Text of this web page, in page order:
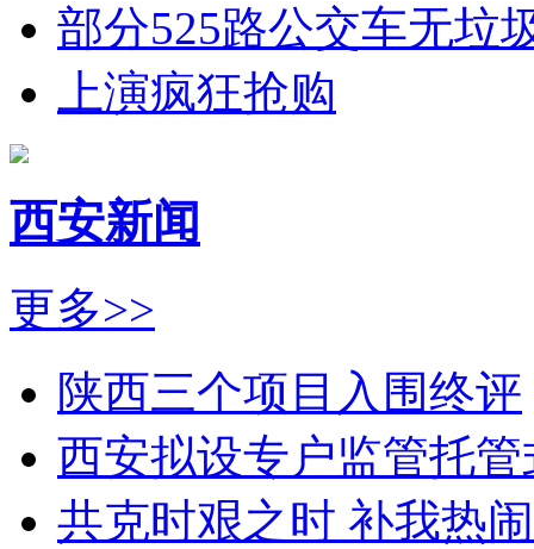
部分525路公交车无垃
上演疯狂抢购
西安新闻
更多>>
陕西三个项目入围终评
西安拟设专户监管托
共克时艰之时 补我热